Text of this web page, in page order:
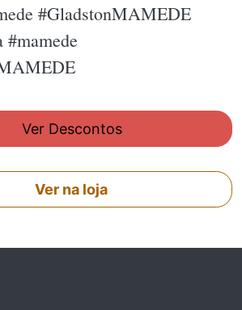
#GladstonMAMEDE
#mamede
Ver Descontos
Ver na loja